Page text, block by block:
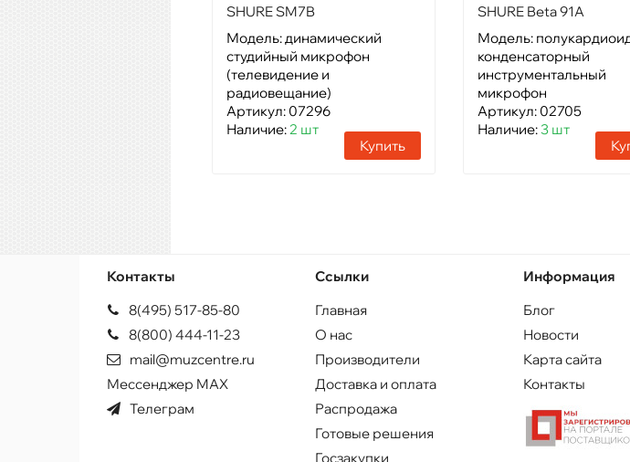
SHURE SM7B
Модель: динамический
студийный микрофон
(телевидение и
радиовещание)
Артикул: 07296
Наличие:2 шт
Купить
SHURE Beta 91A
Модель:
конденсаторный
инструментальный
микрофон
Артикул: 02705
Наличие:3 шт
Контакты
8(495) 517-85-80
8(800) 444-11-23
mail@muzcentre.ru
Мессенджер MAX
Телеграм
Ссылки
Главная
О нас
Производители
Доставка и оплата
Распродажа
Готовые решения
Госзакупки
Информация
Блог
Новости
Карта сайта
Контакты